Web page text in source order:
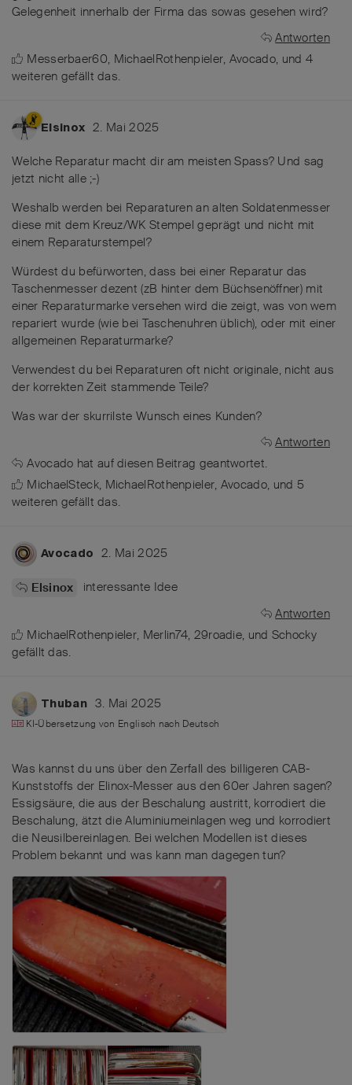
Gelegenheit innerhalb der Firma das sowas gesehen wird?
Antworten
Messerbaer60, MichaelRothenpieler, Avocado, und 4
weiteren gefällt das.
Elsinox 2. Mai 2025
Welche Reparatur macht dir am meisten Spass? Und sag
jetzt nicht alle ;-)
Weshalb werden bei Reparaturen an alten Soldatenmesser
diese mit dem Kreuz/WK Stempel geprägt und nicht mit
einem Reparaturstempel?
Würdest du befürworten, dass bei einer Reparatur das
Taschenmesser dezent (zB hinter dem Büchsenöffner) mit
einer Reparaturmarke versehen wird die zeigt, was von wem
repariert wurde (wie bei Taschenuhren üblich), oder mit einer
allgemeinen Reparaturmarke?
Verwendest du bei Reparaturen oft nicht originale, nicht aus
der korrekten Zeit stammende Teile?
Was war der skurrilste Wunsch eines Kunden?
Antworten
Avocado hat auf diesen Beitrag geantwortet.
MichaelSteck, MichaelRothenpieler, Avocado, und 5
weiteren gefällt das.
Avocado 2. Mai 2025
Elsinox
interessante Idee
Antworten
MichaelRothenpieler, Merlin74, 29roadie, und Schocky
gefällt das.
Thuban 3. Mai 2025
KI-Übersetzung von Englisch nach Deutsch
Was kannst du uns über den Zerfall des billigeren CAB-
Kunststoffs der Elinox-Messer aus den 60er Jahren sagen?
Essigsäure, die aus der Beschalung austritt, korrodiert die
Beschalung, ätzt die Aluminiumeinlagen weg und korrodiert
die Neusilbereinlagen. Bei welchen Modellen ist dieses
Problem bekannt und was kann man dagegen tun?